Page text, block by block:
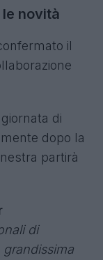
novità
il
di
dopo la
partirà
di